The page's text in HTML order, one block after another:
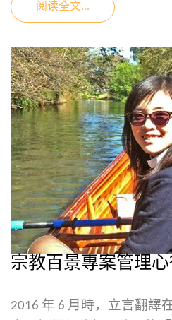
阅读全文...
宗教百景專案管理心
2016 年 6 月時，立言翻譯